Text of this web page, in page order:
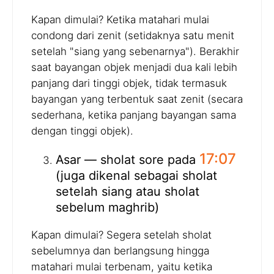
Kapan dimulai? Ketika matahari mulai
condong dari zenit (setidaknya satu menit
setelah "siang yang sebenarnya"). Berakhir
saat bayangan objek menjadi dua kali lebih
panjang dari tinggi objek, tidak termasuk
bayangan yang terbentuk saat zenit (secara
sederhana, ketika panjang bayangan sama
dengan tinggi objek).
Asar — sholat sore pada 17:07
(juga dikenal sebagai sholat
setelah siang atau sholat
sebelum maghrib)
Kapan dimulai? Segera setelah sholat
sebelumnya dan berlangsung hingga
matahari mulai terbenam, yaitu ketika